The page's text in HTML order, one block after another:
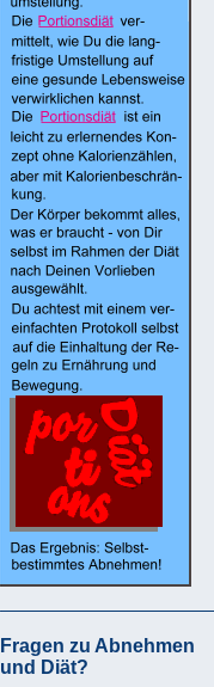
Fragen zu Abnehmen
und Diät?